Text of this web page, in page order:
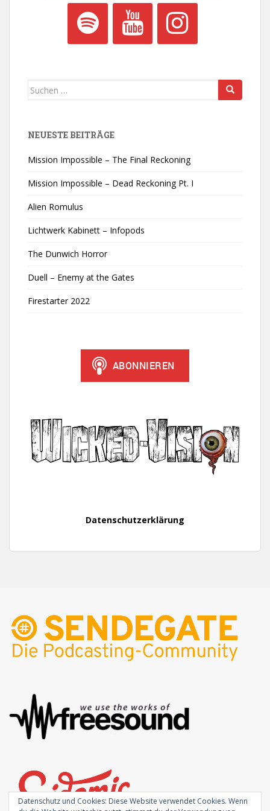
Suchen
NEUESTE BEITRÄGE
Mission Impossible – The Final Reckoning
Mission Impossible – Dead Reckoning Pt. I
Alien Romulus
Lichtwerk Kabinett – Infopods
The Dunwich Horror
Duell – Enemy at the Gates
Firestarter 2022
Datenschutzerklärung
Datenschutz und Cookies: Diese Website verwendet Cookies. Wenn